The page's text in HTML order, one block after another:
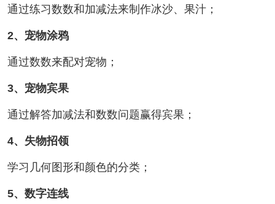
通过练习数数和加减法来制作冰沙、果汁；
2、宠物涂鸦
通过数数来配对宠物；
3、宠物宾果
通过解答加减法和数数问题赢得宾果；
4、失物招领
学习几何图形和颜色的分类；
5、数字连线